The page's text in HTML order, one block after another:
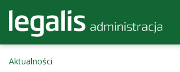
Aktualności